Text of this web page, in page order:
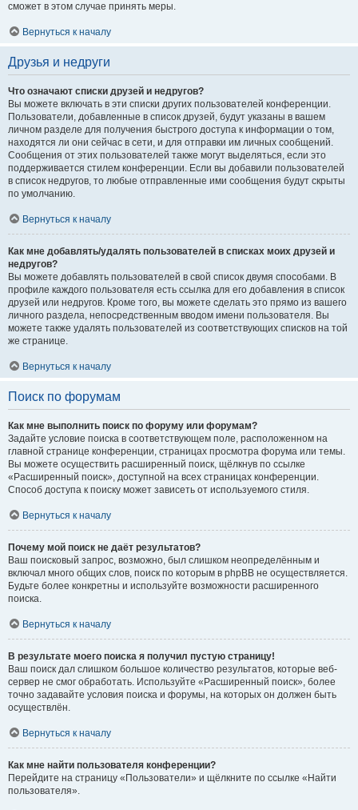
сможет в этом случае принять меры.
Вернуться к началу
Друзья и недруги
Что означают списки друзей и недругов?
Вы можете включать в эти списки других пользователей конференции.
Пользователи, добавленные в список друзей, будут указаны в вашем
личном разделе для получения быстрого доступа к информации о том,
находятся ли они сейчас в сети, и для отправки им личных сообщений.
Сообщения от этих пользователей также могут выделяться, если это
поддерживается стилем конференции. Если вы добавили пользователей
в список недругов, то любые отправленные ими сообщения будут скрыты
по умолчанию.
Вернуться к началу
Как мне добавлять/удалять пользователей в списках моих друзей и
недругов?
Вы можете добавлять пользователей в свой список двумя способами. В
профиле каждого пользователя есть ссылка для его добавления в список
друзей или недругов. Кроме того, вы можете сделать это прямо из вашего
личного раздела, непосредственным вводом имени пользователя. Вы
можете также удалять пользователей из соответствующих списков на той
же странице.
Вернуться к началу
Поиск по форумам
Как мне выполнить поиск по форуму или форумам?
Задайте условие поиска в соответствующем поле, расположенном на
главной странице конференции, страницах просмотра форума или темы.
Вы можете осуществить расширенный поиск, щёлкнув по ссылке
«Расширенный поиск», доступной на всех страницах конференции.
Способ доступа к поиску может зависеть от используемого стиля.
Вернуться к началу
Почему мой поиск не даёт результатов?
Ваш поисковый запрос, возможно, был слишком неопределённым и
включал много общих слов, поиск по которым в phpBB не осуществляется.
Будьте более конкретны и используйте возможности расширенного
поиска.
Вернуться к началу
В результате моего поиска я получил пустую страницу!
Ваш поиск дал слишком большое количество результатов, которые веб-
сервер не смог обработать. Используйте «Расширенный поиск», более
точно задавайте условия поиска и форумы, на которых он должен быть
осуществлён.
Вернуться к началу
Как мне найти пользователя конференции?
Перейдите на страницу «Пользователи» и щёлкните по ссылке «Найти
пользователя».